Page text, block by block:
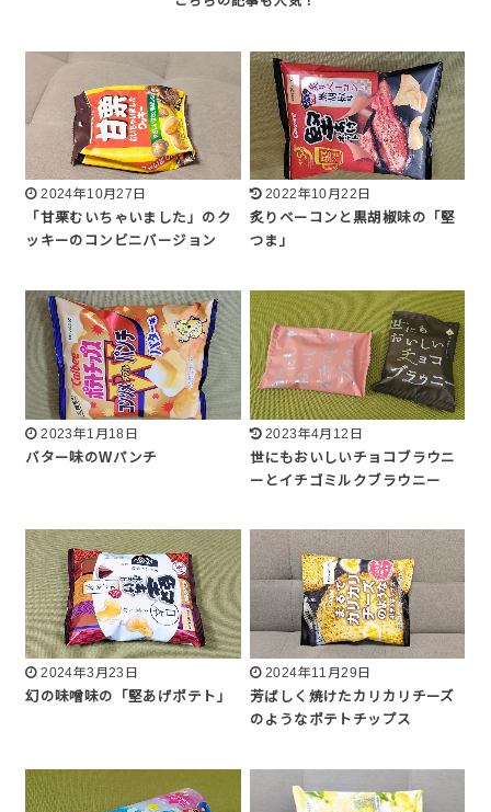
2024年10月27日
「甘栗むいちゃいました」のク
ッキーのコンビニバージョン
2022年10月22日
炙りベーコンと黒胡椒味の「堅
つま」
2023年1月18日
バター味のWパンチ
2023年4月12日
世にもおいしいチョコブラウニ
ーとイチゴミルクブラウニー
2024年3月23日
幻の味噌味の「堅あげポテト」
2024年11月29日
芳ばしく焼けたカリカリチーズ
のようなポテトチップス